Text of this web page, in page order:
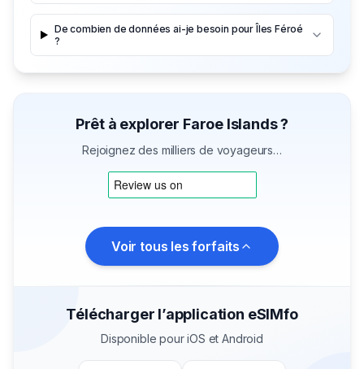
De combien de données ai-je besoin pour Îles Féroé
?
Prêt à explorer Faroe Islands ?
Rejoignez des milliers de voyageurs…
Voir tous les forfaits
Télécharger l’application eSIMfo
Disponible pour iOS et Android